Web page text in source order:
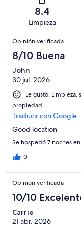
opiniones
opiniones
de
1005
opiniones
Basada
33
de
opiniones
Terrible.
Basada
de
1005
opiniones
8.4
Limpieza
Opiniones
Opinión verificada
8/10 Buena
John
30 jul. 2026
Le gustó:
propiedad
Traducir con Google
Good location
Se hospedó 7 noches
0
Opinión verificada
10/10
Carrie
21 abr. 2026